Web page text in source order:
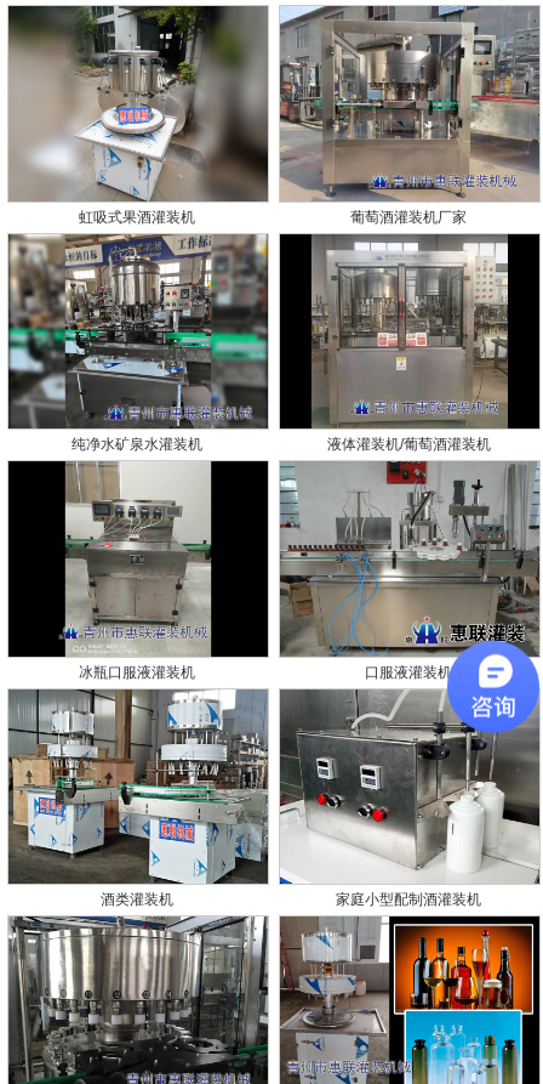
虹吸式果酒灌装机 葡萄酒灌装机厂家
纯净水矿泉水灌装机 液体灌装机/葡萄酒灌装机
冰瓶口服液灌装机 口服液灌装机
酒类灌装机 家庭小型配制酒灌装机